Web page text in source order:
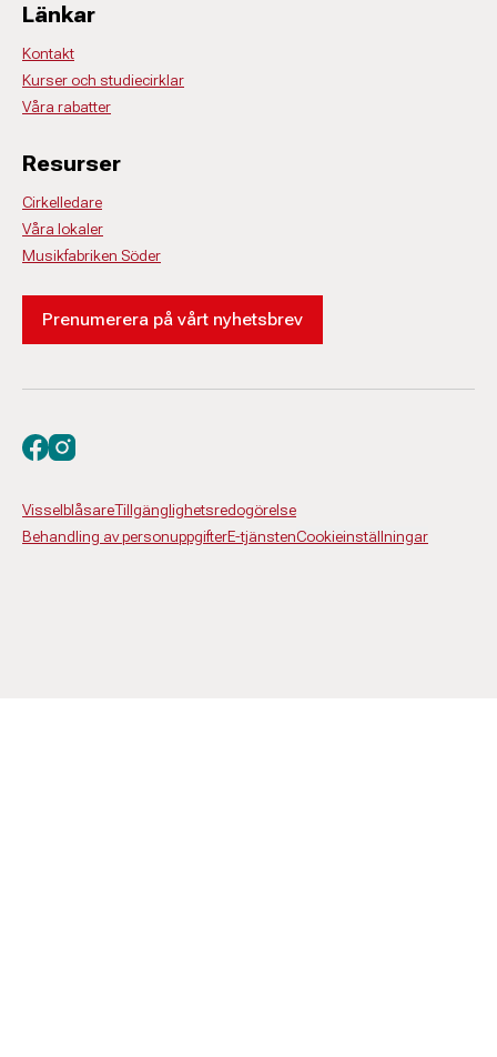
Länkar
Kontakt
Kurser och studiecirklar
Våra rabatter
Resurser
Cirkelledare
Våra lokaler
Musikfabriken Söder
Prenumerera på vårt nyhetsbrev
VisselblåsareTillgänglighetsredogörelse
Behandling av personuppgifterE-tjänstenCookieinställningar
Besök oss på facebook
Besök oss på instagram